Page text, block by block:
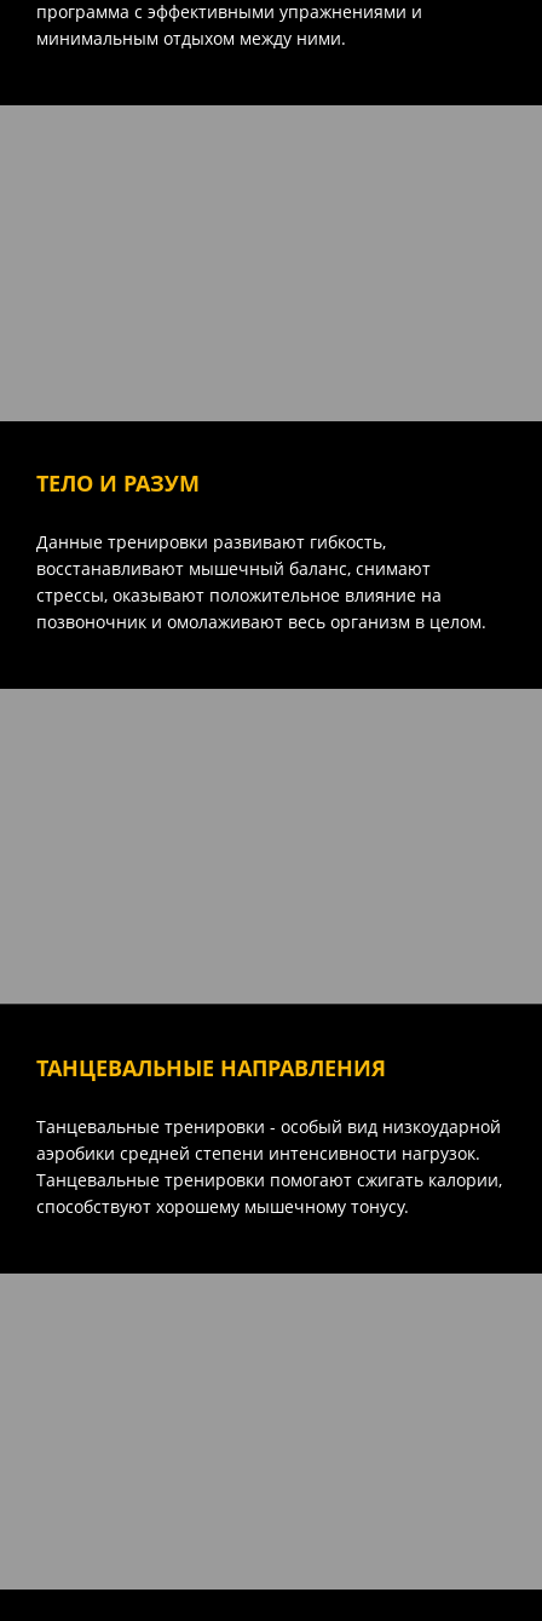
программа с эффективными упражнениями и
минимальным отдыхом между ними.
ТЕЛО И РАЗУМ
Данные тренировки развивают гибкость,
восстанавливают мышечный баланс, снимают
стрессы, оказывают положительное влияние на
позвоночник и омолаживают весь организм в целом.
ТАНЦЕВАЛЬНЫЕ НАПРАВЛЕНИЯ
Танцевальные тренировки - особый вид низкоударной
аэробики средней степени интенсивности нагрузок.
Танцевальные тренировки помогают сжигать калории,
способствуют хорошему мышечному тонусу.